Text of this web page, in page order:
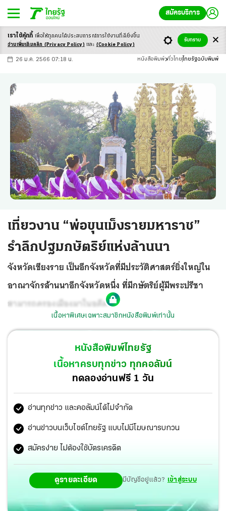
สมัครบริการ
-ก ก ก+
26 ม.ค. 2566 07:18 น. หนังสือพิมพ์ ทั่วไทย ไทยรัฐฉบับพิมพ์
เที่ยวงาน “พ่อขุนเม็งรายมหาราช”
รำลึกปฐมกษัตริย์แห่งล้านนา
จังหวัดเชียงราย เป็นอีกจังหวัดที่มีประวัติศาสตร์ยิ่งใหญ่ใน
อาณาจักรล้านนาอีกจังหวัดหนึ่ง ที่มีกษัตริย์ผู้มีพระปรีชา
สามารถครองเมืองมาในอดีต
เนื้อหาพิเศษเฉพาะสมาชิกหนังสือพิมพ์เท่านั้น
หนังสือพิมพ์ไทยรัฐ
เนื้อหาครบทุกข่าว ทุกคอลัมน์
ทดลองอ่านฟรี 1 วัน
อ่านทุกข่าว และคอลัมน์ได้ไม่จำกัด
อ่านข่าวบนเว็บไซต์ไทยรัฐ แบบไม่มีโฆษณารบกวน
สมัครง่าย ไม่ต้องใช้บัตรเครดิต
ดูรายละเอียด มีบัญชีอยู่แล้ว? เข้าสู่ระบบ
เราใช้คุ้กกี้ เพื่อให้ทุกคนได้ประสบการณ์การใช้งานที่ดียิ่งขึ้น
อ่านเพิ่มเติมคลิก (Privacy Policy) และ (Cookie Policy)
รับทราบ